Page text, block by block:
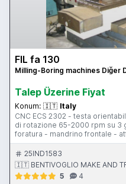
FIL fa 130
Milling-Boring machines Diğer
Talep Üzerine Fiyat
Konum: 🇮🇹 Italy
CNC ECS 2302 - testa
di rotazione 65-2000 rpm su 3
foratura - mandrino frontale -
automatico - vel di rotazione
gamme - tavola 1600x570
corsa trasversale tavola 750
mm - corsa verticale 750 mm
elettronico - peso 7500 kg
25IND1583
🇮🇹 BENTIVOGLIO MAKE AND
5
4